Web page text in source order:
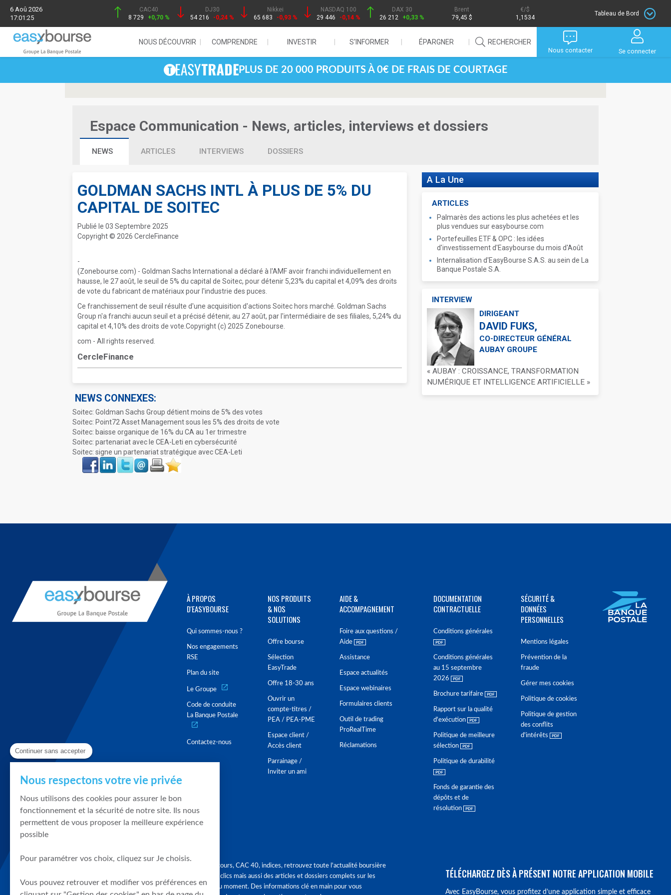
6 Aoû 2026
17:01:25
CAC40
8 729
+0,70 %
DJ30
54 216
-0,24 %
Nikkei
65 683
-0,93 %
NASDAQ 100
29 446
-0,14 %
DAX 30
26 212
+0,33 %
Brent
79,45 $
/$
1,1534
Tableau de Bord
NOUS DÉCOUVRIR COMPRENDRE INVESTIR S'INFORMER ÉPARGNER RECHERCHER
Nous contacter Se connecter
PLUS DE 20 000 PRODUITS À 0€ DE FRAIS DE COURTAGE
Espace Communication - News, articles, interviews et dossiers
NEWS ARTICLES INTERVIEWS DOSSIERS
GOLDMAN SACHS INTL À PLUS DE 5% DU
CAPITAL DE SOITEC
Publié le 03 Septembre 2025
Copyright © 2026 CercleFinance
-
(Zonebourse.com) - Goldman Sachs International a déclaré à l'AMF avoir franchi individuellement en
hausse, le 27 août, le seuil de 5% du capital de Soitec, pour détenir 5,23% du capital et 4,09% des droits
de vote du fabricant de matériaux pour l'industrie des puces.
Ce franchissement de seuil résulte d'une acquisition d'actions Soitec hors marché. Goldman Sachs
Group n'a franchi aucun seuil et a précisé détenir, au 27 août, par l'intermédiaire de ses filiales, 5,24% du
capital et 4,10% des droits de vote.Copyright (c) 2025 Zonebourse.
com - All rights reserved.
CercleFinance
NEWS CONNEXES:
Soitec: Goldman Sachs Group détient moins de 5% des votes
Soitec: Point72 Asset Management sous les 5% des droits de vote
Soitec: baisse organique de 16% du CA au 1er trimestre
Soitec: partenariat avec le CEA-Leti en cybersécurité
Soitec: signe un partenariat stratégique avec CEA-Leti
Face
book
LinkIn Twitter Envoyer ImprimerFavoris
A La Une
ARTICLES
Palmarès des actions les plus achetées et les
plus vendues sur easybourse.com
Portefeuilles ETF & OPC : les idées
d'investissement d'Easybourse du mois d'Août
Internalisation d'EasyBourse S.A.S. au sein de La
Banque Postale S.A.
INTERVIEW
DIRIGEANT
DAVID FUKS,
CO-DIRECTEUR GÉNÉRAL
AUBAY GROUPE
« AUBAY : CROISSANCE, TRANSFORMATION
NUMÉRIQUE ET INTELLIGENCE ARTIFICIELLE »
À PROPOS
D'EASYBOURSE
Qui sommes-nous ?
Nos engagements
RSE
Plan du site
Le Groupe
Code de conduite
La Banque Postale
Contactez-nous
NOS PRODUITS
& NOS
SOLUTIONS
Offre bourse
Sélection
EasyTrade
Offre 18-30 ans
Ouvrir un
compte-titres /
PEA / PEA-PME
Espace client /
Accès client
Parrainage /
Inviter un ami
AIDE &
ACCOMPAGNEMENT
Foire aux questions /
Aide
Assistance
Espace actualités
Espace webinaires
Formulaires clients
Outil de trading
ProRealTime
Réclamations
DOCUMENTATION
CONTRACTUELLE
Conditions générales
Conditions générales
au 15 septembre
2026
Brochure tarifaire
Rapport sur la qualité
d'exécution
Politique de meilleure
sélection
Politique de durabilité
Fonds de garantie des
dépôts et de
résolution
SÉCURITÉ &
DONNÉES
PERSONNELLES
Mentions légales
Prévention de la
fraude
Gérer mes cookies
Politique de cookies
Politique de gestion
des conflits
d'intérêts
Graphique, cours, CAC 40, indices, retrouvez toute l'actualité boursière
en quelques clics mais aussi des articles et dossiers complets sur les
tendances du moment. Des informations clé en main pour vous
TÉLÉCHARGEZ DÈS À PRÉSENT NOTRE APPLICATION MOBILE
Avec EasyBourse, vous profitez d’une application simple et efficace
Continuer sans accepter
Nous respectons votre vie privée
Nous utilisons des cookies pour assurer le bon
fonctionnement et la sécurité de notre site. Ils nous
permettent de vous proposer la meilleure expérience
possible
Pour paramétrer vos choix, cliquez sur Je choisis.
Vous pouvez retrouver et modifier vos préférences en